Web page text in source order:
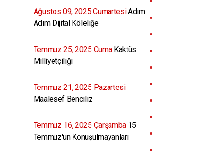
Ağustos 09, 2025 CumartesiAdım
Adım Dijital Köleliğe
Temmuz 25, 2025 CumaKaktüs
Milliyetçiliği
Temmuz 21, 2025 Pazartesi
Maalesef Benciliz
Temmuz 16, 2025 Çarşamba15
Temmuz'un Konuşulmayanları